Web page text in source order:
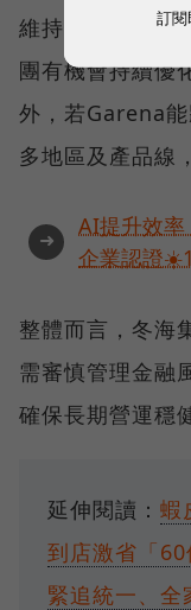
維持良好資產質
團有機會持續優
外，若Garena
多地區及產品線
➜
AI提升效
企業認證
整體而言，冬海
需審慎管理金融
確保長期營運穩
延伸閱讀： 蝦
到店激省「
緊追統一、全
訂